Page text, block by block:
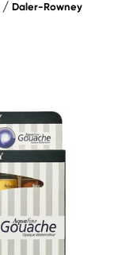
Daler-Rowney